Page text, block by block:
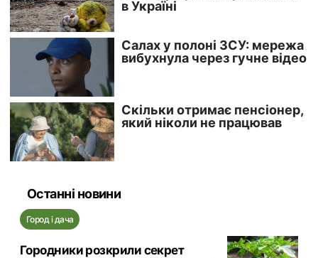
Останні новини
Город і дача
Городники розкрили секрет